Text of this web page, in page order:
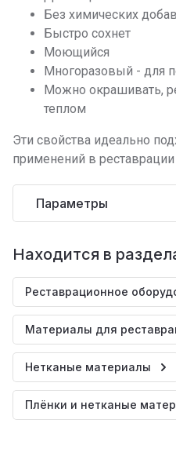
Без химических
Быстро сохнет
Моющийся
Многоразовый - для
Можно окрашивать,
теплом
Эти свойства идеально
применений в
Параметры
Находится в
Реставрационное
Материалы для
Нетканые материалы
Плёнки и нетканые